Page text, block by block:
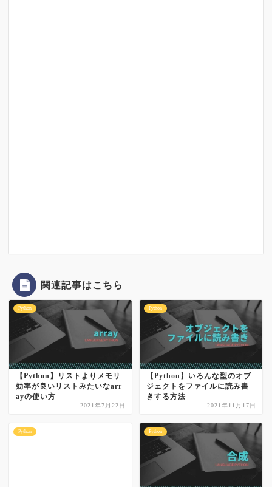
関連記事はこちら
Python
【Python】リストよりメモリ
効率が良いリストみたいなarr
ayの使い方
2021年7月22日
Python
【Python】いろんな型のオブ
ジェクトをファイルに読み書
きする方法
2021年11月17日
Python Python